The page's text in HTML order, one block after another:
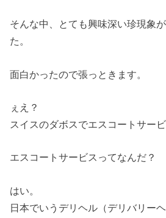
そんな中、とても興味深い珍現象
た。
面白かったので張っときます。
ぇえ？
スイスのダボスでエスコートサー
エスコートサービスってなんだ？
はい。
日本でいうデリヘル（デリバリー